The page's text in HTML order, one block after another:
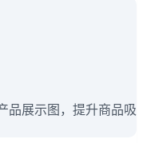
品展示图，提升商品吸